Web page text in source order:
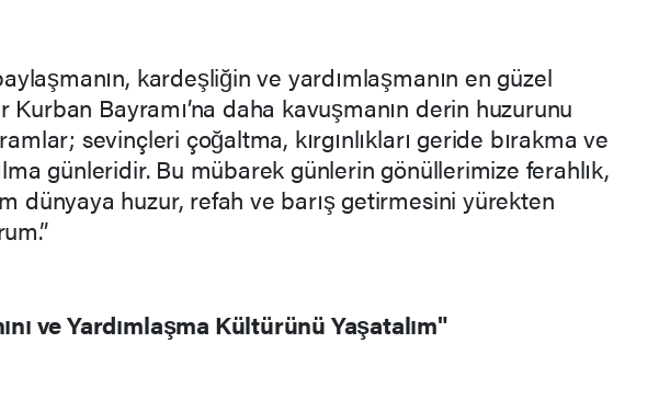
kardeşliğin ve yardımlaşmanın en güzel
Kurban Bayramı’na daha kavuşmanın derin huzurunu
sevinçleri çoğaltma, kırgınlıkları geride bırakma ve
günleridir. Bu mübarek günlerin gönüllerimize ferahlık,
dünyaya huzur, refah ve barış getirmesini yürekten
ve Yardımlaşma Kültürünü Yaşatalım"